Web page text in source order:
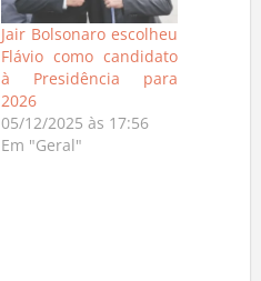
Jair Bolsonaro escolheu
Flávio como candidato
à Presidência para
2026
05/12/2025 às 17:56
Em "Geral"